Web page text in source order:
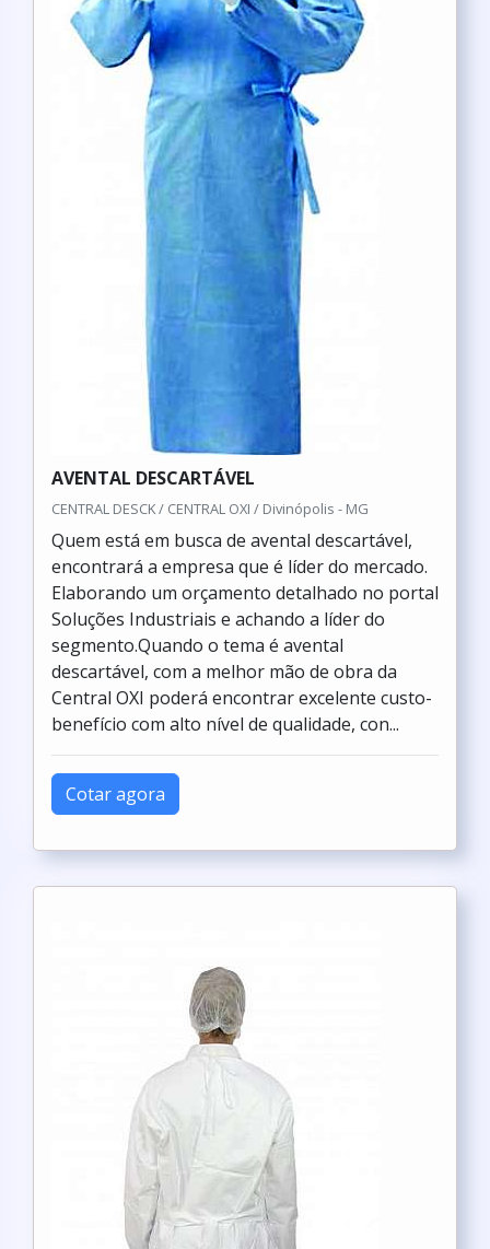
AVENTAL DESCARTÁVEL
CENTRAL DESCK / CENTRAL OXI / Divinópolis - MG
Quem está em busca de avental descartável,
encontrará a empresa que é líder do mercado.
Elaborando um orçamento detalhado no portal
Soluções Industriais e achando a líder do
segmento.Quando o tema é avental
descartável, com a melhor mão de obra da
Central OXI poderá encontrar excelente custo-
benefício com alto nível de qualidade, con...
Cotar agora